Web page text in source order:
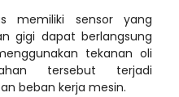
memiliki sensor yang
gigi dapat berlangsung
tekanan oli
tersebut terjadi
beban kerja mesin.